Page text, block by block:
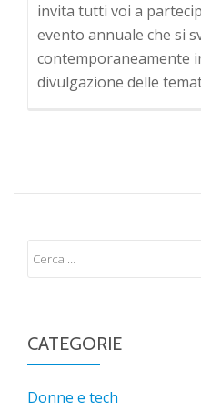
invita tutti voi a
evento annuale che si
contemporaneamente
divulgazione delle
CATEGORIE
Donne e tech